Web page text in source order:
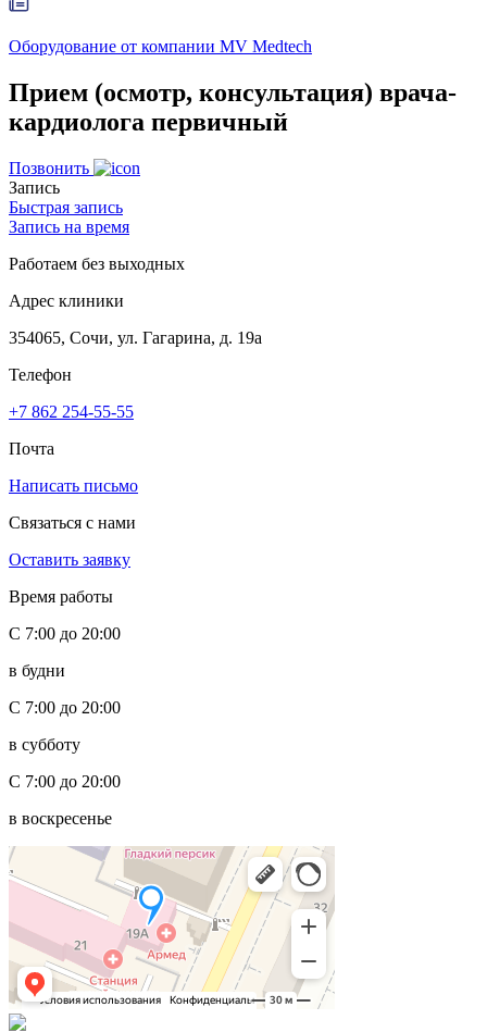
Оборудование от компании MV Medtech
Прием (осмотр, консультация) врача-
кардиолога первичный
Позвонить
Запись
Быстрая запись
Запись на время
Работаем без выходных
Адрес клиники
354065, Сочи, ул. Гагарина, д. 19а
Телефон
+7 862 254-55-55
Почта
Написать письмо
Связаться с нами
Оставить заявку
Время работы
С 7:00 до 20:00
в будни
С 7:00 до 20:00
в субботу
С 7:00 до 20:00
в воскресенье